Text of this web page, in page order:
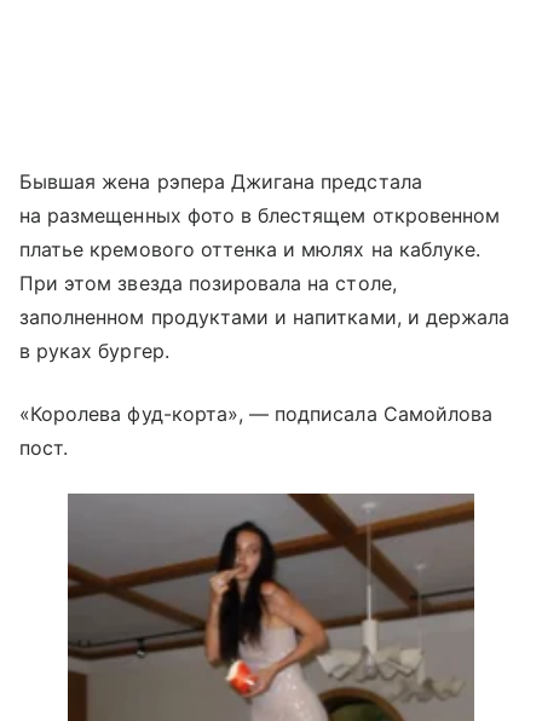
Бывшая жена рэпера Джигана предстала
на размещенных фото в блестящем откровенном
платье кремового оттенка и мюлях на каблуке.
При этом звезда позировала на столе,
заполненном продуктами и напитками, и держала
в руках бургер.
«Королева фуд-корта», — подписала Самойлова
пост.